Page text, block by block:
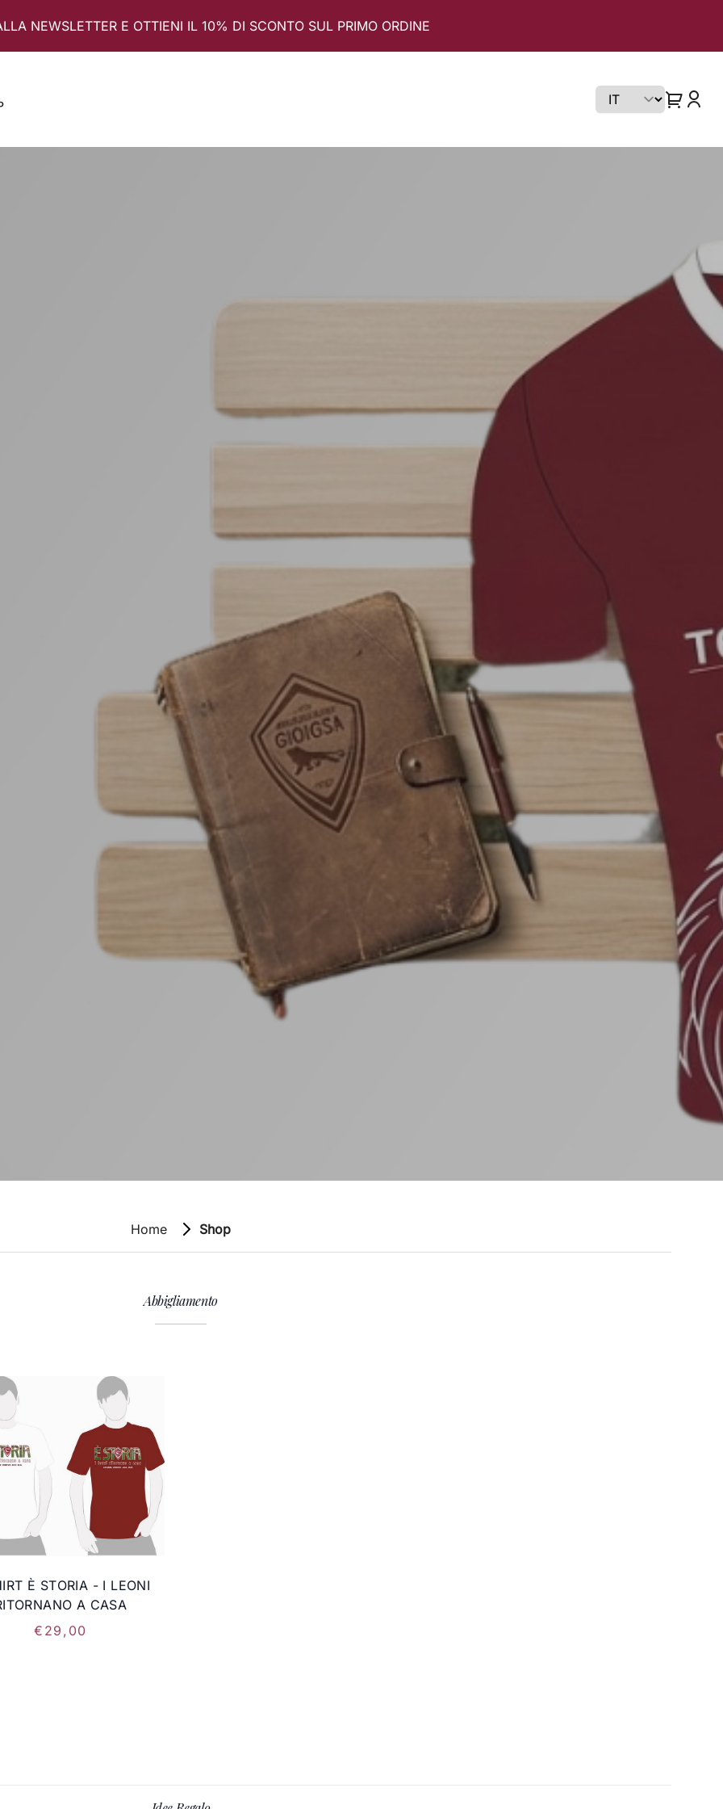
NEWSLETTER E OTTIENI IL 10% DI SCONTO SUL PRIMO ORDINE
Scegli lingua
Home Shop
Abbigliamento
È STORIA - I LEONI
A CASA
€ 29 , 00